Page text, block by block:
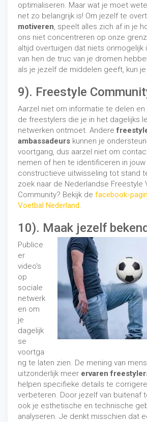
optimaliseren. Maar wat je moet
net zo belangrijk is! Om jezelf te
motiveren, speelt alles zich af in je
ons niet concentreren op onze
altijd overtuigen dat niets onmogelijk
van hen de truc van je dromen
als je jezelf de middelen geeft, kun
9). Freestyle
Aarzel niet om informatie te delen en
de freestylers die je in het dagelijks
netwerken ontmoet. Andere
ambassadeurs kunnen je
voortgang, dus aarzel niet om
nemen of hen te identificeren in jouw
constructieve uitwisseling tot stand
zoek naar de Nederlandse Freestyle
Community? Bekijk de facebook-
Voetbal Nederland.
10). Maak jezelf bekend
Publice
er
video's
op
sociale
netwerk
en om
je
dagelijk
se
voortga
ng te laten zien. De mening van
uitzonderlijk meer ervaren
helpen specifieke details te
verbeteren. Door jezelf van buitenaf
ook je esthetische en technische
analyseren. Je denkt misschien dat